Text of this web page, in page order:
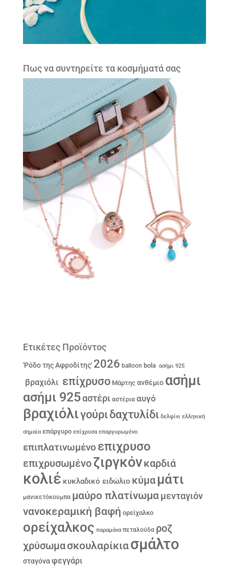
Πως να συντηρείτε τα κοσμήματά σας
Ετικέτες Προϊόντος
'Ρόδο της Αφροδίτης' 2026 balloon bola ασήμι 925
βραχιόλι επίχρυσο Μάρτης ανθέμιο ασήμι
ασήμι 925αστέρι αστέρια αυγό
βραχιόλιγούριδαχτυλίδι δελφίνι ελληνική
σημαία επάργυρο επίχρυσα επαργυρωμένο
επιπλατινωμένο επιχρυσο
επιχρυσωμένοζιργκόνκαρδιά
κολιέ κυκλαδικό ειδώλιο κύμα μάτι
μανικετόκουμπα μαύρο πλατίνωμα μενταγιόν
νανοκεραμική βαφή ορείχαλκο
ορείχαλκος παραμάνα πεταλούδα ροζ
χρύσωμασκουλαρίκιασμάλτο
σταγόνα φεγγάρι